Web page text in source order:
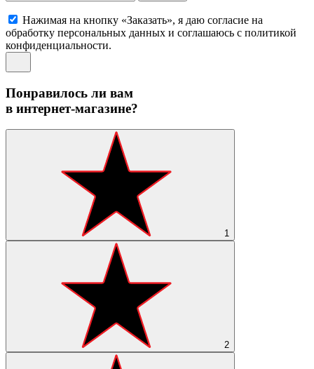
Нажимая на кнопку «Заказать», я даю согласие на
обработку персональных данных и соглашаюсь c политикой
конфиденциальности.
Понравилось ли вам
в интернет-магазине?
1
2